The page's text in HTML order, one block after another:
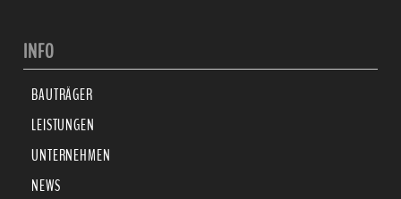
INFO
BAUTRÄGER
LEISTUNGEN
UNTERNEHMEN
NEWS